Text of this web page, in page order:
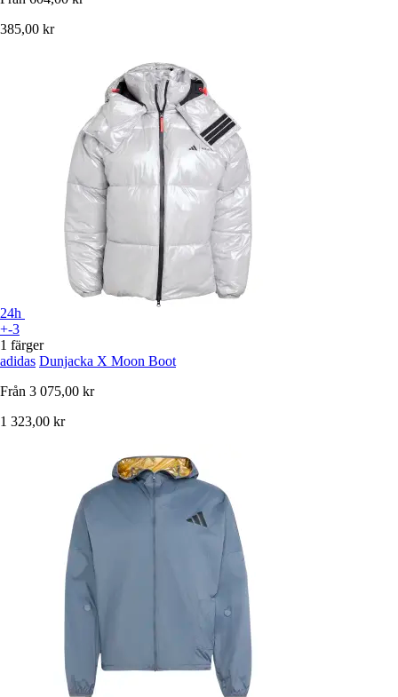
385,00 kr
24h
+-3
1 färger
adidas Dunjacka X Moon Boot
Från 3 075,00 kr
1 323,00 kr